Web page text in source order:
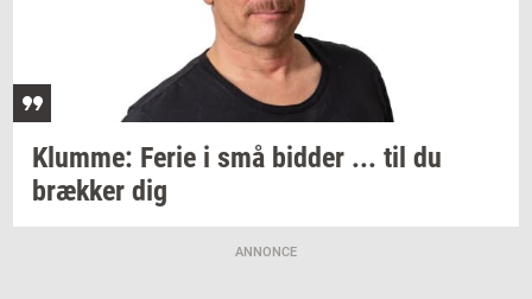
Klum­me: Ferie i små bid­der ... til du
bræk­ker dig
ANNONCE